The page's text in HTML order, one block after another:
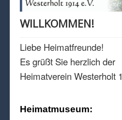
DATENSCHUTZ
WILLKOMMEN!
Liebe Heimatfreunde!
Es grüßt Sie herzlich der
Heimatverein Westerholt
Heimatmuseum: